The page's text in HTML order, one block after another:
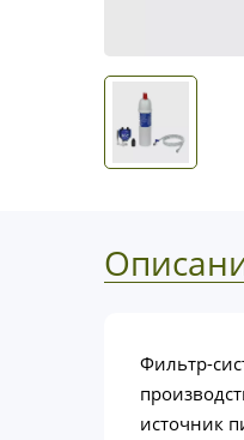
Фильтр-
источник